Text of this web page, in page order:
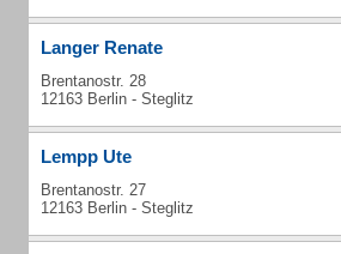
Langer Renate
Brentanostr. 28
12163 Berlin - Steglitz
Lempp Ute
Brentanostr. 27
12163 Berlin - Steglitz